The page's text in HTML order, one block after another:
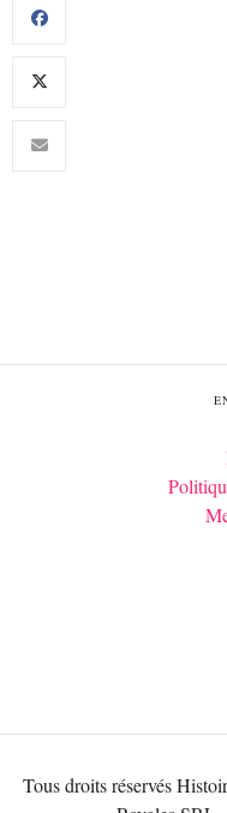
Tous droits réservés